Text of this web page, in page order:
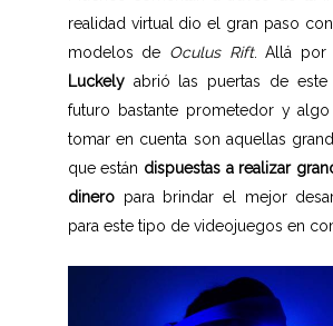
realidad virtual dio el gran paso
modelos de Oculus Rift. Allá por
Luckely abrió las puertas de
futuro bastante prometedor y
tomar en cuenta son aquellas
que están dispuestas a realizar
dineropara brindar el mejor
para este tipo de videojuegos en